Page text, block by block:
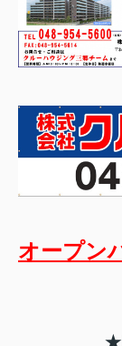
オープン
★